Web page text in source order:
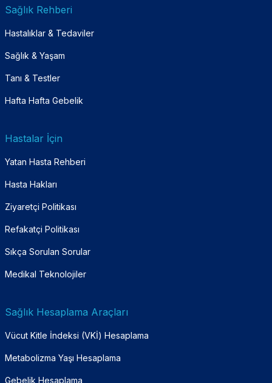
Sağlık Rehberi
Hastalıklar & Tedaviler
Sağlık & Yaşam
Tanı & Testler
Hafta Hafta Gebelik
Hastalar İçin
Yatan Hasta Rehberi
Hasta Hakları
Ziyaretçi Politikası
Refakatçi Politikası
Sıkça Sorulan Sorular
Medikal Teknolojiler
Sağlık Hesaplama Araçları
Vücut Kitle İndeksi (VKİ) Hesaplama
Metabolizma Yaşı Hesaplama
Gebelik Hesaplama